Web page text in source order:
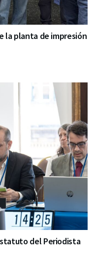
la planta de impresión
del Periodista